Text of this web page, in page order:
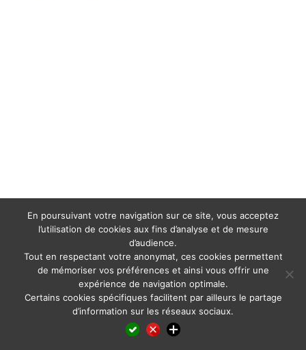
LinkedIn
X WhatsAppPinterest
En poursuivant votre navigation sur ce site, vous acceptez
l’utilisation de cookies aux fins d’analyse et de mesure
d’audience.
Tout en respectant votre anonymat, ces cookies permettent
de mémoriser vos préférences et ainsi vous offrir une
expérience de navigation optimale.
Certains cookies spécifiques facilitent par ailleurs le partage
d’information sur les réseaux sociaux.